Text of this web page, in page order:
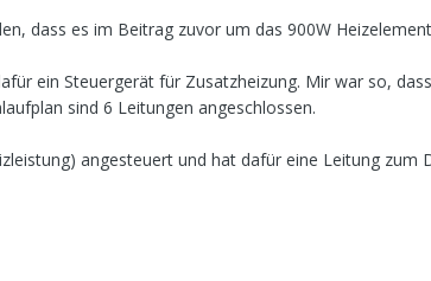
dass es im Beitrag zuvor um das 900W
ein Steuergerät für Zusatzheizung. Mir war so,
sind 6 Leitungen angeschlossen.
angesteuert und hat dafür eine Leitung zum